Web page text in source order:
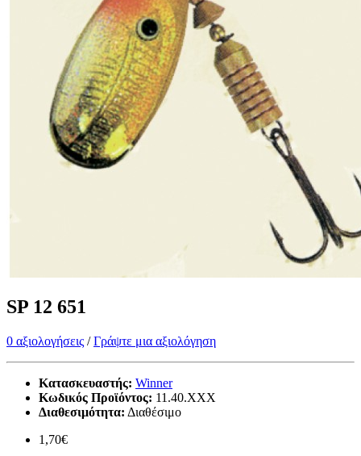
SP 12 651
0 αξιολογήσεις /Γράψτε μια αξιολόγηση
Κατασκευαστής: Winner
Κωδικός Προϊόντος: 11.40.XXX
Διαθεσιμότητα: Διαθέσιμο
1,70€